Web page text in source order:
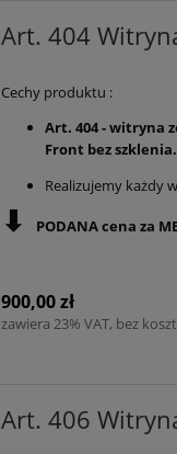
Art. 404
Cechy produktu :
Art. 404 - witryna
Front bez szklenia.
Realizujemy każdy
⬇ PODANA cena za
900,00 zł
zawiera 23% VAT, bez
Art. 406